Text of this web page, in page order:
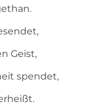
Geist,
spendet,